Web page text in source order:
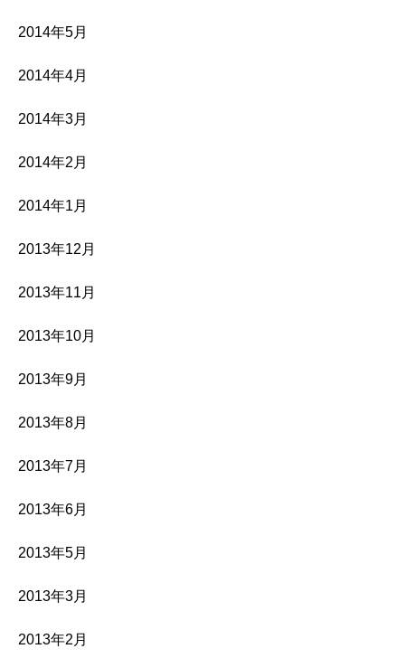
2014年5月
2014年4月
2014年3月
2014年2月
2014年1月
2013年12月
2013年11月
2013年10月
2013年9月
2013年8月
2013年7月
2013年6月
2013年5月
2013年3月
2013年2月